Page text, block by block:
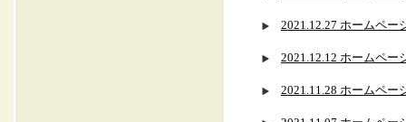
2021.12.27 ホームペー
2021.12.12 ホームペー
2021.11.28 ホームペー